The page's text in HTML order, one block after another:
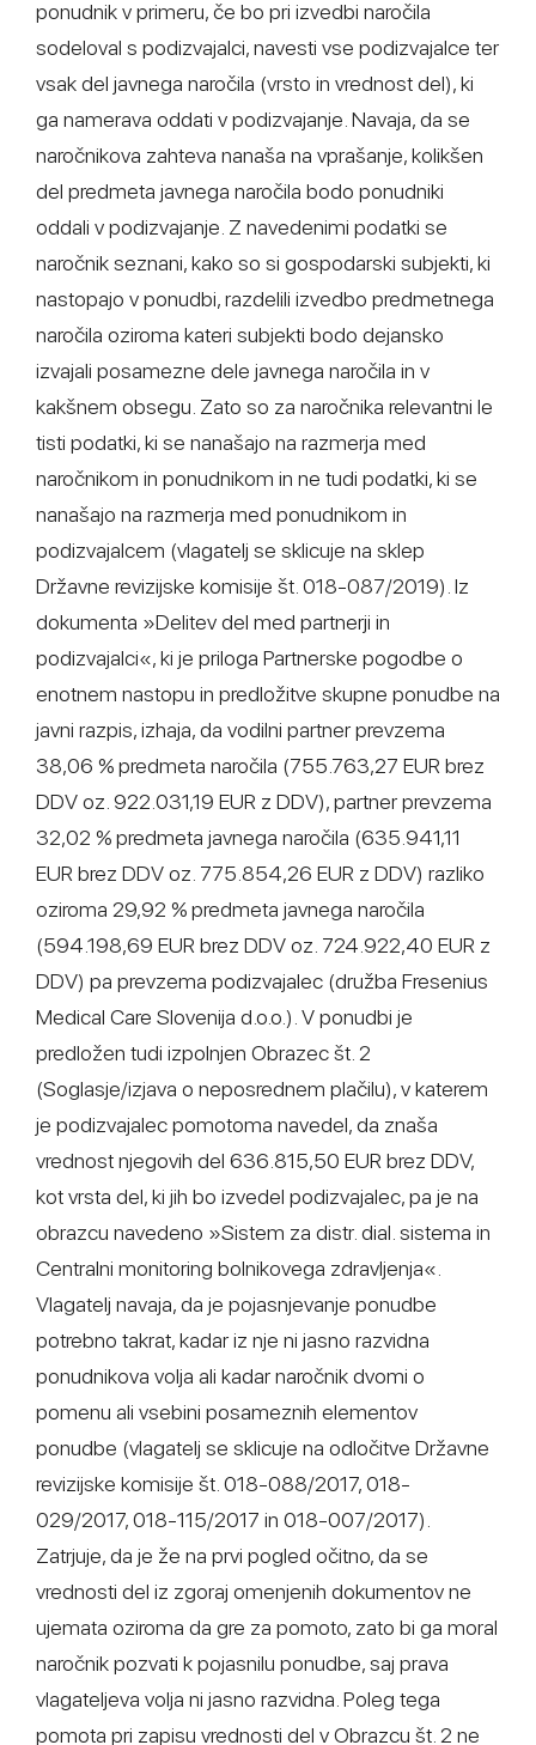
ponudnik v primeru, če bo pri izvedbi naročila
sodeloval s podizvajalci, navesti vse podizvajalce ter
vsak del javnega naročila (vrsto in vrednost del), ki
ga namerava oddati v podizvajanje. Navaja, da se
naročnikova zahteva nanaša na vprašanje, kolikšen
del predmeta javnega naročila bodo ponudniki
oddali v podizvajanje. Z navedenimi podatki se
naročnik seznani, kako so si gospodarski subjekti, ki
nastopajo v ponudbi, razdelili izvedbo predmetnega
naročila oziroma kateri subjekti bodo dejansko
izvajali posamezne dele javnega naročila in v
kakšnem obsegu. Zato so za naročnika relevantni le
tisti podatki, ki se nanašajo na razmerja med
naročnikom in ponudnikom in ne tudi podatki, ki se
nanašajo na razmerja med ponudnikom in
podizvajalcem (vlagatelj se sklicuje na sklep
Državne revizijske komisije št. 018-087/2019). Iz
dokumenta »Delitev del med partnerji in
podizvajalci«, ki je priloga Partnerske pogodbe o
enotnem nastopu in predložitve skupne ponudbe na
javni razpis, izhaja, da vodilni partner prevzema
38,06 % predmeta naročila (755.763,27 EUR brez
DDV oz. 922.031,19 EUR z DDV), partner prevzema
32,02 % predmeta javnega naročila (635.941,11
EUR brez DDV oz. 775.854,26 EUR z DDV) razliko
oziroma 29,92 % predmeta javnega naročila
(594.198,69 EUR brez DDV oz. 724.922,40 EUR z
DDV) pa prevzema podizvajalec (družba Fresenius
Medical Care Slovenija d.o.o.). V ponudbi je
predložen tudi izpolnjen Obrazec št. 2
(Soglasje/izjava o neposrednem plačilu), v katerem
je podizvajalec pomotoma navedel, da znaša
vrednost njegovih del 636.815,50 EUR brez DDV,
kot vrsta del, ki jih bo izvedel podizvajalec, pa je na
obrazcu navedeno »Sistem za distr. dial. sistema in
Centralni monitoring bolnikovega zdravljenja«.
Vlagatelj navaja, da je pojasnjevanje ponudbe
potrebno takrat, kadar iz nje ni jasno razvidna
ponudnikova volja ali kadar naročnik dvomi o
pomenu ali vsebini posameznih elementov
ponudbe (vlagatelj se sklicuje na odločitve Državne
revizijske komisije št. 018-088/2017, 018-
029/2017, 018-115/2017 in 018-007/2017).
Zatrjuje, da je že na prvi pogled očitno, da se
vrednosti del iz zgoraj omenjenih dokumentov ne
ujemata oziroma da gre za pomoto, zato bi ga moral
naročnik pozvati k pojasnilu ponudbe, saj prava
vlagateljeva volja ni jasno razvidna. Poleg tega
pomota pri zapisu vrednosti del v Obrazcu št. 2 ne